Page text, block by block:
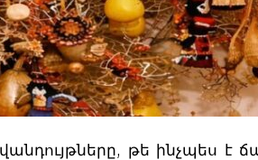
թե ինչպես է